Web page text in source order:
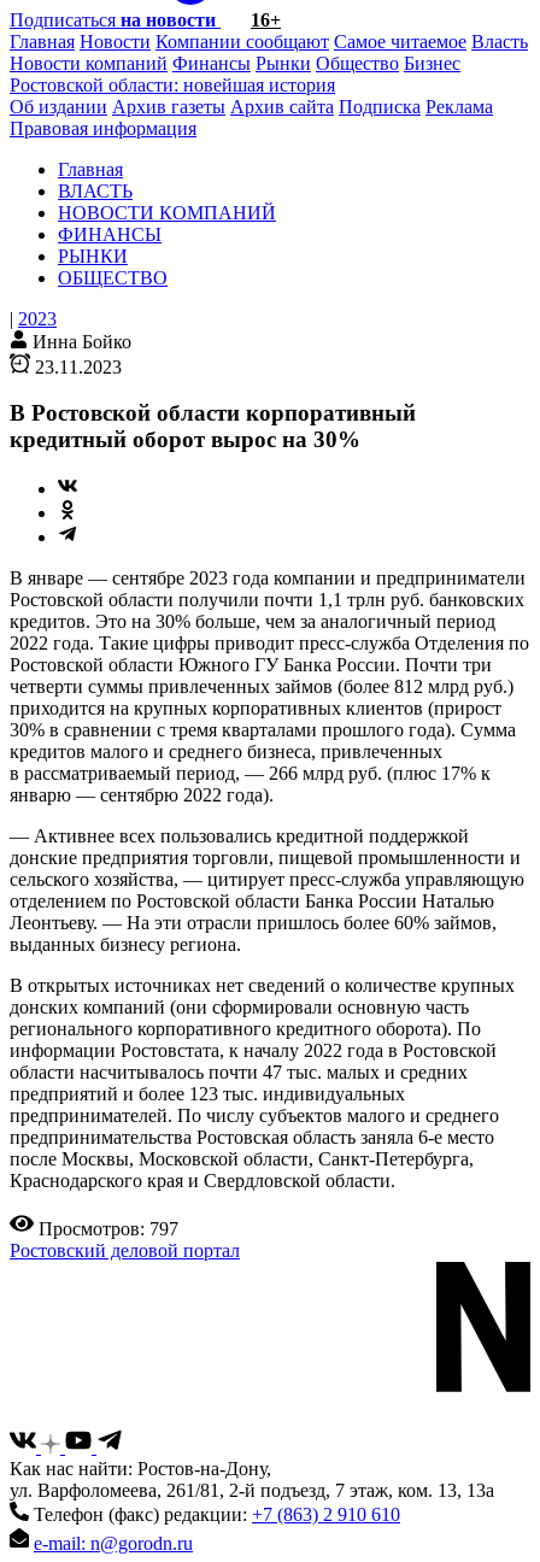
Подписаться на новости
16+
Главная Новости Компании сообщают Самое читаемое Власть
Новости компаний Финансы Рынки Общество Бизнес
Ростовской области: новейшая история
Об издании Архив газеты Архив сайта Подписка Реклама
Правовая информация
Главная
ВЛАСТЬ
НОВОСТИ КОМПАНИЙ
ФИНАНСЫ
РЫНКИ
ОБЩЕСТВО
| 2023
Инна Бойко
23.11.2023
В Ростовской области корпоративный
кредитный оборот вырос на 30%
В январе — сентябре 2023 года компании и предприниматели
Ростовской области получили почти 1,1 трлн руб. банковских
кредитов. Это на 30% больше, чем за аналогичный период
2022 года. Такие цифры приводит пресс-служба Отделения по
Ростовской области Южного ГУ Банка России. Почти три
четверти суммы привлеченных займов (более 812 млрд руб.)
приходится на крупных корпоративных клиентов (прирост
30% в сравнении с тремя кварталами прошлого года). Сумма
кредитов малого и среднего бизнеса, привлеченных
в рассматриваемый период, — 266 млрд руб. (плюс 17% к
январю — сентябрю 2022 года).
— Активнее всех пользовались кредитной поддержкой
донские предприятия торговли, пищевой промышленности и
сельского хозяйства, — цитирует пресс-служба управляющую
отделением по Ростовской области Банка России Наталью
Леонтьеву. — На эти отрасли пришлось более 60% займов,
выданных бизнесу региона.
В открытых источниках нет сведений о количестве крупных
донских компаний (они сформировали основную часть
регионального корпоративного кредитного оборота). По
информации Ростовстата, к началу 2022 года в Ростовской
области насчитывалось почти 47 тыс. малых и средних
предприятий и более 123 тыс. индивидуальных
предпринимателей. По числу субъектов малого и среднего
предпринимательства Ростовская область заняла 6-е место
после Москвы, Московской области, Санкт-Петербурга,
Краснодарского края и Свердловской области.
Просмотров: 797
Ростовский деловой портал
Как нас найти: Ростов-на-Дону,
ул. Варфоломеева, 261/81, 2-й подъезд, 7 этаж, ком. 13, 13а
Телефон (факс) редакции: +7 (863) 2 910 610
e-mail: n@gorodn.ru